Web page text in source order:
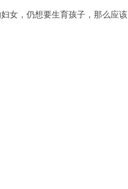
女，仍想要生育孩子，那么应该